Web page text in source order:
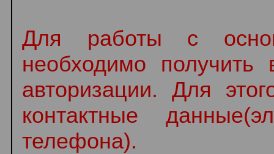
Для работы с
необходимо
авторизации. Для
контактные
телефона).